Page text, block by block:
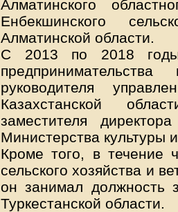
Алматинского
Енбекшинского
Алматинской области.
С 2013 по 2018 годы
руководителя
Казахстанской
заместителя
Министерства культуры
Кроме того, в течение
сельского хозяйства и
он занимал должность
Туркестанской области.